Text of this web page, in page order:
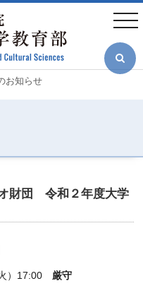
お知らせ
財団 令和２年度大学
）17:00 厳守